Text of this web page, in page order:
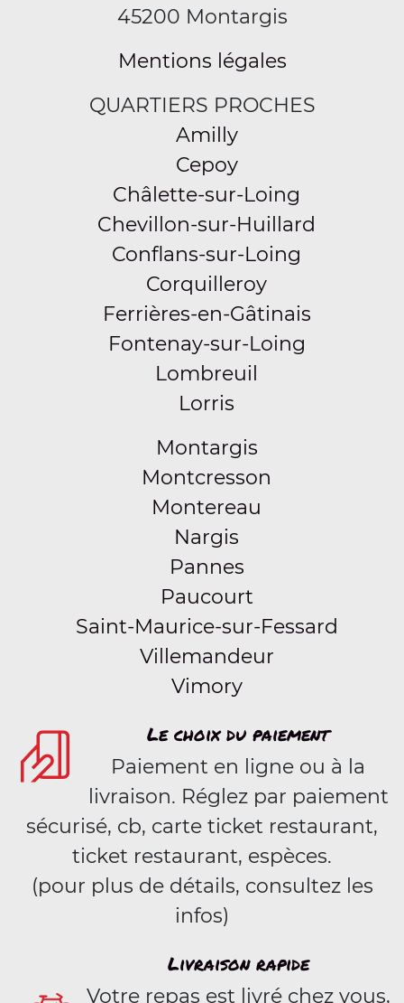
45200 Montargis
Mentions légales
QUARTIERS PROCHES
Amilly
Cepoy
Châlette-sur-Loing
Chevillon-sur-Huillard
Conflans-sur-Loing
Corquilleroy
Ferrières-en-Gâtinais
Fontenay-sur-Loing
Lombreuil
Lorris
Montargis
Montcresson
Montereau
Nargis
Pannes
Paucourt
Saint-Maurice-sur-Fessard
Villemandeur
Vimory
Le choix du paiement
Paiement en ligne ou à la
livraison. Réglez par paiement
sécurisé, cb, carte ticket restaurant,
ticket restaurant, espèces.
(pour plus de détails, consultez les
infos)
Livraison rapide
Votre repas est livré chez vous,